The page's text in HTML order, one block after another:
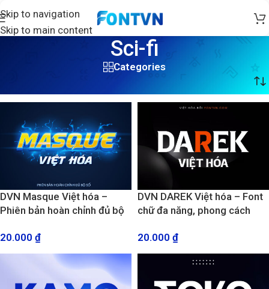
Skip to navigation
Skip to main content
Sci-fi
Categories
DVN Masque Việt hóa –
Phiên bản hoàn chỉnh đủ bộ
20.000 ₫
DVN DAREK Việt hóa – Font
chữ đa năng, phong cách
kế
20.000 ₫